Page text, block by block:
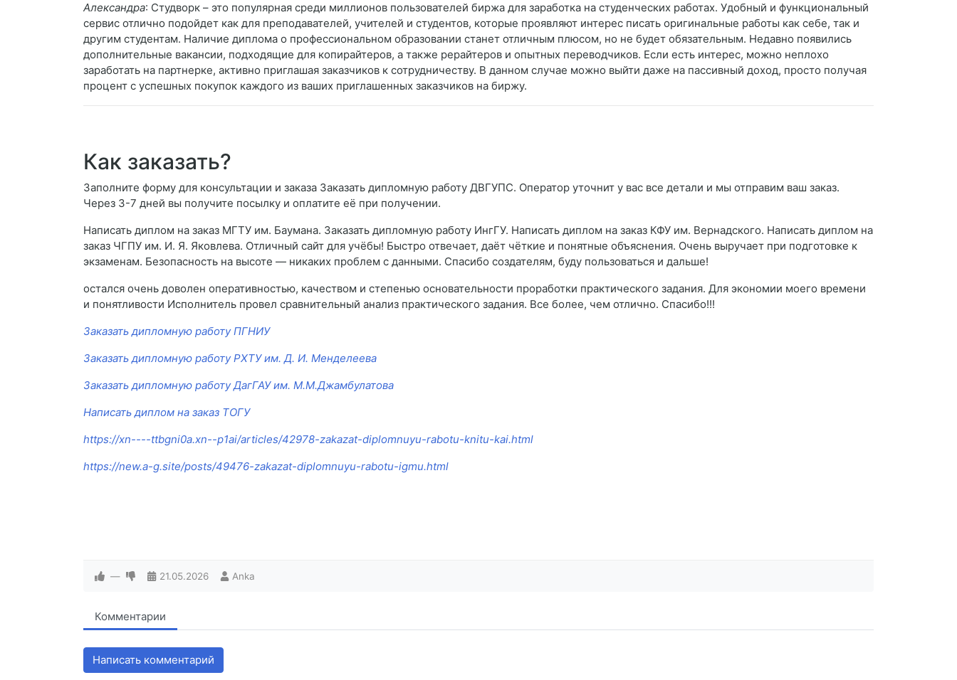
Александра: Студворк – это популярная среди миллионов пользователей биржа для заработка на студенческих работах. Удобный и функциональный
сервис отлично подойдет как для преподавателей, учителей и студентов, которые проявляют интерес писать оригинальные работы как себе, так и
другим студентам. Наличие диплома о профессиональном образовании станет отличным плюсом, но не будет обязательным. Недавно появились
дополнительные вакансии, подходящие для копирайтеров, а также рерайтеров и опытных переводчиков. Если есть интерес, можно неплохо
заработать на партнерке, активно приглашая заказчиков к сотрудничеству. В данном случае можно выйти даже на пассивный доход, просто получая
процент с успешных покупок каждого из ваших приглашенных заказчиков на биржу.
Как заказать?
Заполните форму для консультации и заказа Заказать дипломную работу ДВГУПС. Оператор уточнит у вас все детали и мы отправим ваш заказ.
Через 3-7 дней вы получите посылку и оплатите её при получении.
Написать диплом на заказ МГТУ им. Баумана. Заказать дипломную работу ИнгГУ. Написать диплом на заказ КФУ им. Вернадского. Написать диплом на
заказ ЧГПУ им. И. Я. Яковлева. Отличный сайт для учёбы! Быстро отвечает, даёт чёткие и понятные объяснения. Очень выручает при подготовке к
экзаменам. Безопасность на высоте — никаких проблем с данными. Спасибо создателям, буду пользоваться и дальше!
остался очень доволен оперативностью, качеством и степенью основательности проработки практического задания. Для экономии моего времени
и понятливости Исполнитель провел сравнительный анализ практического задания. Все более, чем отлично. Спасибо!!!
Заказать дипломную работу ПГНИУ
Заказать дипломную работу РХТУ им. Д. И. Менделеева
Заказать дипломную работу ДагГАУ им. М.М.Джамбулатова
Написать диплом на заказ ТОГУ
https://xn----ttbgni0a.xn--p1ai/articles/42978-zakazat-diplomnuyu-rabotu-knitu-kai.html
https://new.a-g.site/posts/49476-zakazat-diplomnuyu-rabotu-igmu.html
— 21.05.2026 Anka
Комментарии
Написать комментарий